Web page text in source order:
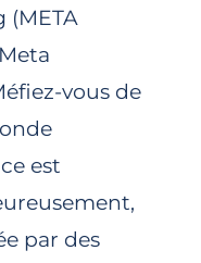
(META
vous de
est
par des